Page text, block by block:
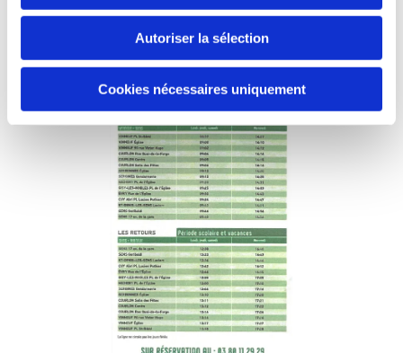
Autoriser la sélection
Cookies nécessaires uniquement